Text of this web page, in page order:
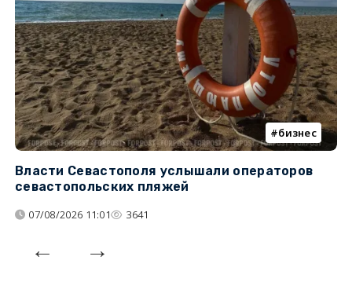
бизнес
Власти Севастополя услышали операторов
севастопольских пляжей
07/08/2026 11:01 3641